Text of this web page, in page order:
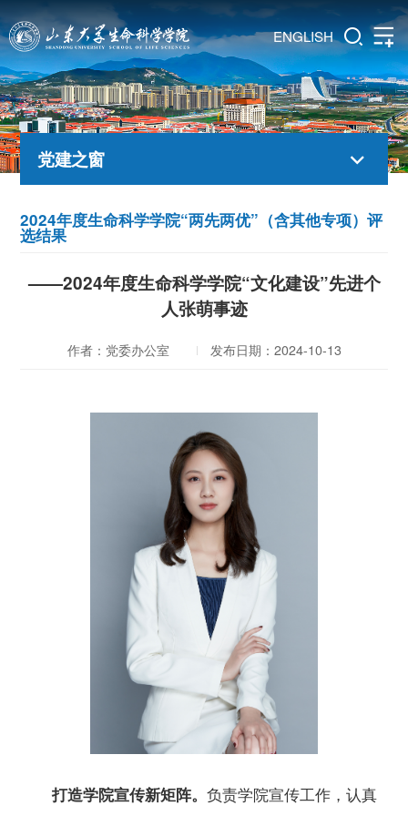
ENGLISH
党建之窗
2024年度生命科学学院“两先两优”（含其他专项）评
选结果
——2024年度生命科学学院“文化建设”先进个
人张萌事迹
作者：党委办公室 发布日期：2024-10-13
打造学院宣传新矩阵。 负责学院宣传工作，认真